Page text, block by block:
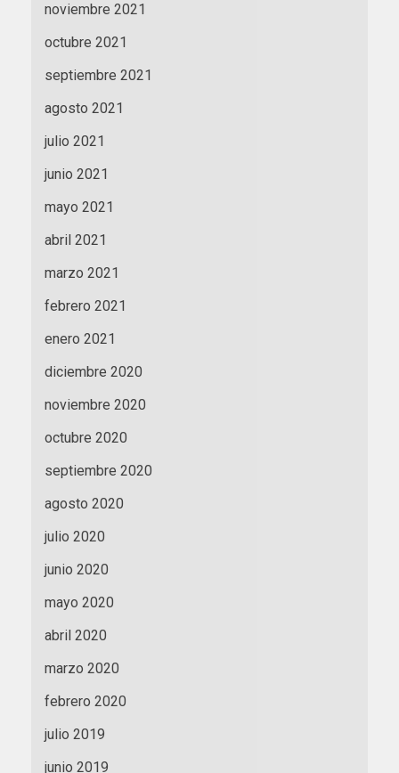
noviembre 2021
octubre 2021
septiembre 2021
agosto 2021
julio 2021
junio 2021
mayo 2021
abril 2021
marzo 2021
febrero 2021
enero 2021
diciembre 2020
noviembre 2020
octubre 2020
septiembre 2020
agosto 2020
julio 2020
junio 2020
mayo 2020
abril 2020
marzo 2020
febrero 2020
julio 2019
junio 2019